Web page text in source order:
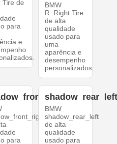
Tire de
para
e
BMW
R. Right Tire
de alta
qualidade
usado para
uma
aparência e
desempenho
personalizados.
para
BMW
shadow_rear_left
de alta
qualidade
usado para